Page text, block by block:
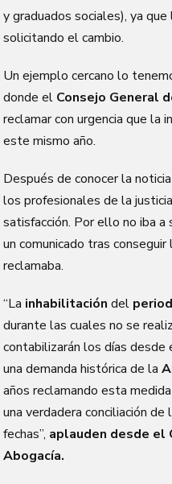
y graduados sociales), ya
solicitando el cambio.
Un ejemplo cercano lo
donde el Consejo General
reclamar con urgencia que la
este mismo año.
Después de conocer la
los profesionales de la
satisfacción. Por ello no iba a
un comunicado tras
reclamaba.
“La inhabilitación del
durante las cuales no se
contabilizarán los días
una demanda histórica de la
años reclamando esta
una verdadera conciliación
fechas”, aplauden desde el
Abogacía.